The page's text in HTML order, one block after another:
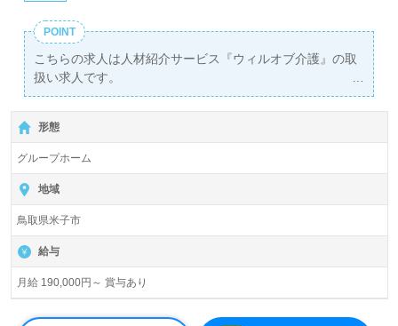
POINT
こちらの求人は人材紹介サービス『ウィルオブ介護』の取
扱い求人です。
詳細に関してお気軽にご相談ください♪
【無料】で皆さんの転職活動をサポートいたします。
形態
グループホーム
地域
鳥取県米子市
給与
月給 190,000円～ 賞与あり